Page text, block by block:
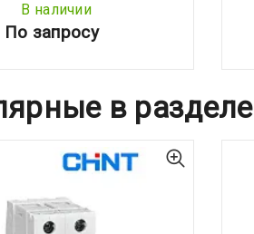
В наличии
По запросу
в разделе